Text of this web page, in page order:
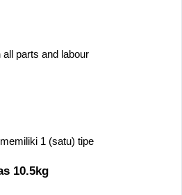
parts and labour
1 (satu) tipe
10.5kg